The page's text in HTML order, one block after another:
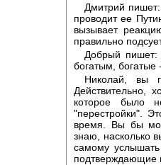
Дмитрий
проводит ее
вызывает
правильно
Добрый пишет:
богатым,
Николай, вы
Действительно,
которое было
"перестройки".
время. Вы бы
знаю, насколько
самому
подтверждающие